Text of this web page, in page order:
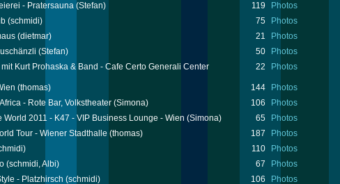
- Pratersauna (Stefan) 119
Photos
(schmidi) 75
Photos
(dietmar) 21
Photos
(Stefan) 50
Photos
Kurt Prohaska & Band - Cafe Certo Generali Center
22 Photos
(thomas) 144
Photos
- Rote Bar, Volkstheater (Simona) 106
Photos
World 2011 - K47 - VIP Business Lounge - Wien (Simona) 65
Photos
Tour - Wiener Stadthalle (thomas) 187
Photos
110
Photos
(schmidi, Albi) 67
Photos
- Platzhirsch (schmidi) 106 Photos